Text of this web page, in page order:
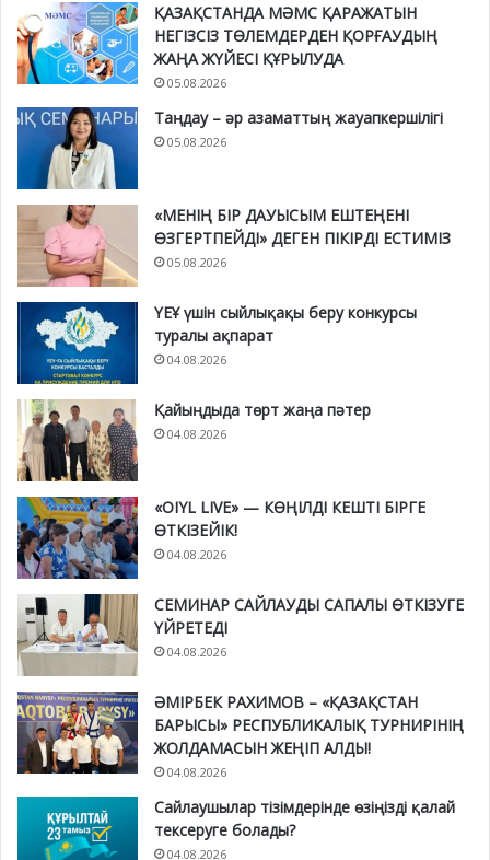
ҚАЗАҚСТАНДА МӘМС ҚАРАЖАТЫН
НЕГІЗСІЗ ТӨЛЕМДЕРДЕН ҚОРҒАУДЫҢ
ЖАҢА ЖҮЙЕСІ ҚҰРЫЛУДА
05.08.2026
Таңдау – әр азаматтың жауапкершілігі
05.08.2026
«МЕНІҢ БІР ДАУЫСЫМ ЕШТЕҢЕНІ
ӨЗГЕРТПЕЙДІ» ДЕГЕН ПІКІРДІ ЕСТИМІЗ
05.08.2026
ҮЕҰ үшін сыйлықақы беру конкурсы
туралы ақпарат
04.08.2026
Қайыңдыда төрт жаңа пәтер
04.08.2026
«OIYL LIVE» — КӨҢІЛДІ КЕШТІ БІРГЕ
ӨТКІЗЕЙІК!
04.08.2026
СЕМИНАР САЙЛАУДЫ САПАЛЫ ӨТКІЗУГЕ
ҮЙРЕТЕДІ
04.08.2026
ӘМІРБЕК РАХИМОВ – «ҚАЗАҚСТАН
БАРЫСЫ» РЕСПУБЛИКАЛЫҚ ТУРНИРІНІҢ
ЖОЛДАМАСЫН ЖЕҢІП АЛДЫ!
04.08.2026
Сайлаушылар тізімдерінде өзіңізді қалай
тексеруге болады?
04.08.2026